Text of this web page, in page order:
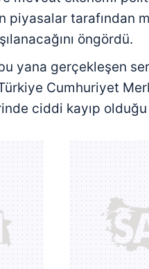
çerezlerle ilgili bilgi
piyasalar tarafından
öngördü.
yana gerçekleşen
Cumhuriyet
ciddi kayıp olduğu